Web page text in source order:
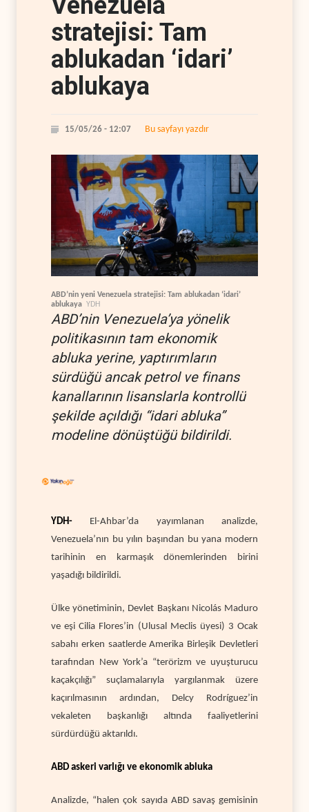
stratejisi: Tam
ablukadan ‘idari’
ablukaya
15/05/26 - 12:07 Bu sayfayı yazdır
ABD’nin yeni Venezuela stratejisi: Tam ablukadan ‘idari’
ablukaya YDH
ABD’nin Venezuela’ya yönelik
politikasının tam ekonomik
abluka yerine, yaptırımların
sürdüğü ancak petrol ve finans
kanallarının lisanslarla kontrollü
şekilde açıldığı “idari abluka”
modeline dönüştüğü bildirildi.
YDH- El-Ahbar’da yayımlanan analizde,
Venezuela’nın bu yılın başından bu yana modern
tarihinin en karmaşık dönemlerinden birini
yaşadığı bildirildi.
Ülke yönetiminin, Devlet Başkanı Nicolás Maduro
ve eşi Cilia Flores’in (Ulusal Meclis üyesi) 3 Ocak
sabahı erken saatlerde Amerika Birleşik Devletleri
tarafından New York’a “terörizm ve uyuşturucu
kaçakçılığı” suçlamalarıyla yargılanmak üzere
kaçırılmasının ardından, Delcy Rodríguez’in
vekaleten başkanlığı altında faaliyetlerini
sürdürdüğü aktarıldı.
ABD askeri varlığı ve ekonomik abluka
Analizde, “halen çok sayıda ABD savaş gemisinin